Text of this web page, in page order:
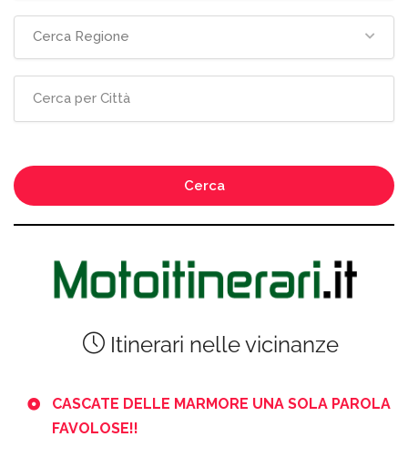
Cerca Regione
Cerca
Itinerari nelle vicinanze
CASCATE DELLE MARMORE UNA SOLA PAROLA
FAVOLOSE!!